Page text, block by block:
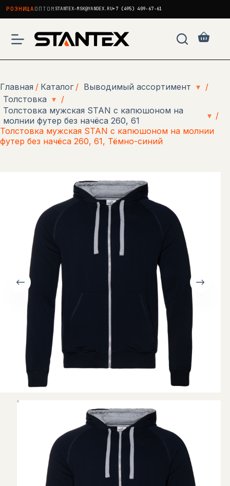
РОЗНИЦА ОПТОМ STANTEX-MSK@YANDEX.RU+7 (495) 409-67-61
сути
Главная / Каталог / Выводимый ассортимент ▾ /
Толстовка ▾ /
Толстовка мужская STAN с капюшоном на
молнии футер без начёса 260, 61
▾ /
Толстовка мужская STAN с капюшоном на молнии
футер без начёса 260, 61, Тёмно-синий